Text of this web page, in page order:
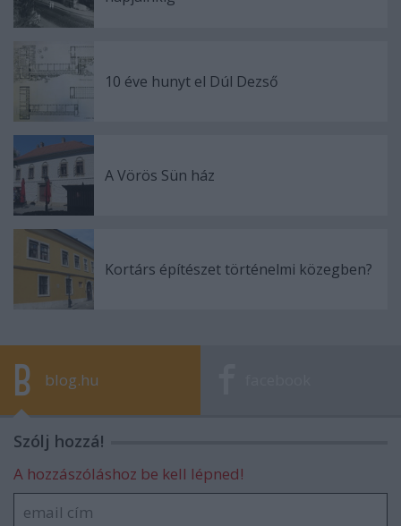
10 éve hunyt el Dúl Dezső
A Vörös Sün ház
Kortárs építészet történelmi közegben?
blog.hu
Szólj hozzá!
A hozzászóláshoz be kell lépned!